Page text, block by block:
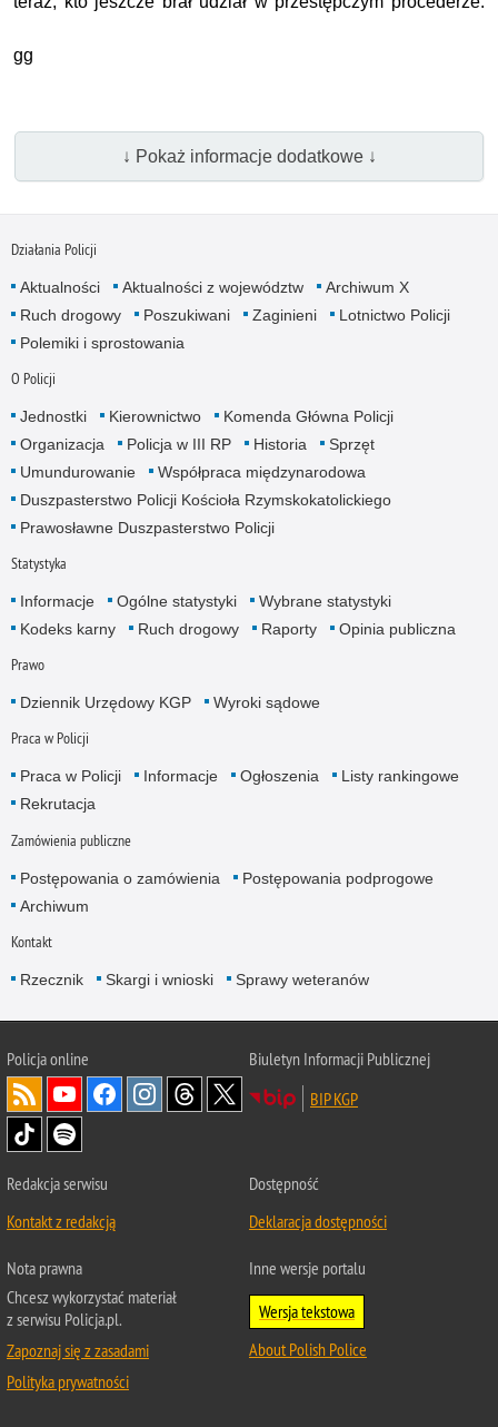
gg
↓ Pokaż informacje dodatkowe ↓
Działania Policji
Aktualności Aktualności z województw
Archiwum X
Ruch drogowy
Poszukiwani Zaginieni
Lotnictwo Policji
Polemiki i sprostowania
O Policji
Jednostki Kierownictwo
Komenda Główna Policji
Organizacja
Policja w III RP Historia
Sprzęt
Umundurowanie
Współpraca międzynarodowa
Duszpasterstwo Policji Kościoła Rzymskokatolickiego
Prawosławne Duszpasterstwo Policji
Statystyka
Informacje Ogólne statystyki
Wybrane statystyki
Kodeks karny
Ruch drogowy Raporty Opinia publiczna
Prawo
Dziennik Urzędowy KGP Wyroki sądowe
Praca w Policji
Praca w Policji Informacje Ogłoszenia
Listy rankingowe
Rekrutacja
Zamówienia publiczne
Postępowania o zamówienia
Postępowania podprogowe
Archiwum
Kontakt
Rzecznik Skargi i wnioski Sprawy weteranów
Policjaonline
Biuletyn Informacji Publicznej
BIP KGP
Redakcja serwisu
Kontakt z redakcją
Dostępność
Deklaracja dostępności
Nota prawna
Chcesz wykorzystać materiał
z serwisu Policja.pl.
Zapoznaj się z zasadami
Polityka prywatności
Inne wersje portalu
Wersja tekstowa
About Polish Police